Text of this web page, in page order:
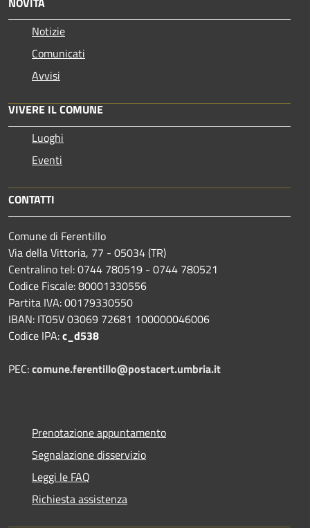
Notizie
Comunicati
Avvisi
VIVERE IL COMUNE
Luoghi
Eventi
CONTATTI
Comune di Ferentillo
Via della Vittoria, 77 - 05034 (TR)
Centralino tel: 0744 780519 - 0744 780521
Codice Fiscale: 80001330556
Partita IVA: 00179330550
IBAN: IT05V 03069 72681 100000046006
Codice IPA:c_d538
PEC:comune.ferentillo@postacert.umbria.it
Prenotazione appuntamento
Segnalazione disservizio
Leggi le FAQ
Richiesta assistenza